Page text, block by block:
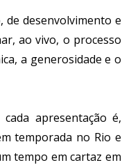
de desenvolvimento e
ao vivo, o processo
a generosidade e o
apresentação é,
temporada no Rio e
tempo em cartaz em